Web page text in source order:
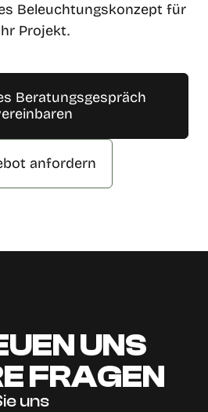
Beleuchtungskonzept für
Projekt.
Beratungsgespräch
anfordern
UNS
FRAGEN
uns